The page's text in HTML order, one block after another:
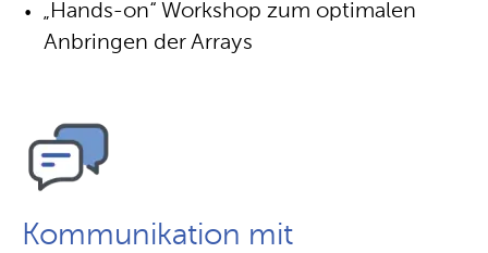
„Hands-on“ Workshop zum optimalen
Anbringen der Arrays
Kommunikation mit